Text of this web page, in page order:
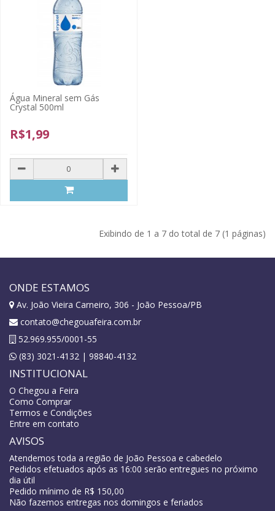
Água Mineral sem Gás
Crystal 500ml
R$1,99
Exibindo de 1 a 7 do total de 7 (1 páginas)
ONDE ESTAMOS
Av. João Vieira Carneiro, 306 - João Pessoa/PB
contato@chegouafeira.com.br
52.969.955/0001-55
(83) 3021-4132 | 98840-4132
INSTITUCIONAL
O Chegou a Feira
Como Comprar
Termos e Condições
Entre em contato
AVISOS
Atendemos toda a região de João Pessoa e cabedelo
Pedidos efetuados após as 16:00 serão entregues no próximo
dia útil
Pedido mínimo de R$ 150,00
Não fazemos entregas nos domingos e feriados